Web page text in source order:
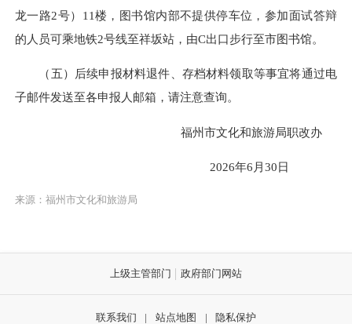
龙一路2号）11楼，图书馆内部不提供停车位，参加面试答辩
的人员可乘地铁2号线至祥坂站，由C出口步行至市图书馆。
（五）后续申报材料退件、存档材料领取等事宜将通过电
子邮件发送至各申报人邮箱，请注意查询。
福州市文化和旅游局职改办
2026年6月30日
来源：福州市文化和旅游局
上级主管部门 政府部门网站
联系我们 | 站点地图 | 隐私保护